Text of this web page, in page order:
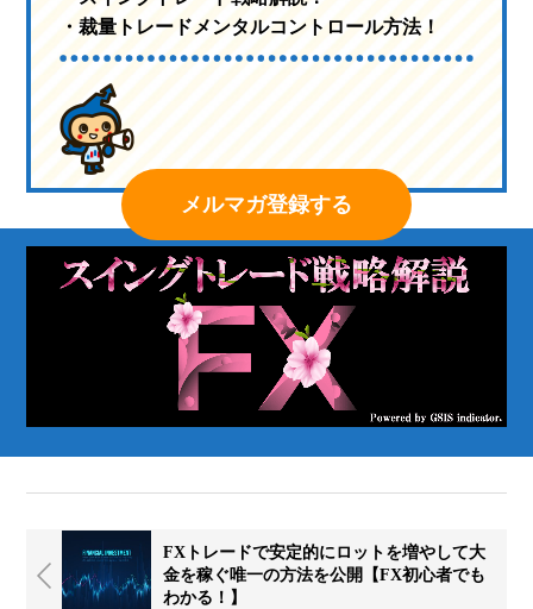
・裁量トレードメンタルコントロール方法！
メルマガ登録する
FXトレードで安定的にロットを増やして大
金を稼ぐ唯一の方法を公開【FX初心者でも
わかる！】